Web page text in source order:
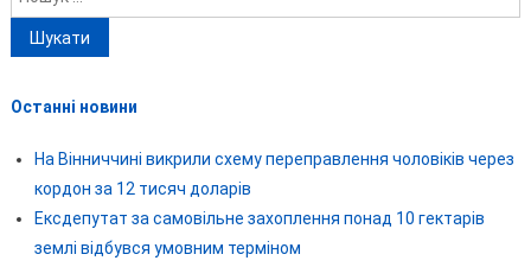
Останні новини
На Вінниччині викрили схему переправлення чоловіків через
кордон за 12 тисяч доларів
Ексдепутат за самовільне захоплення понад 10 гектарів
землі відбувся умовним терміном